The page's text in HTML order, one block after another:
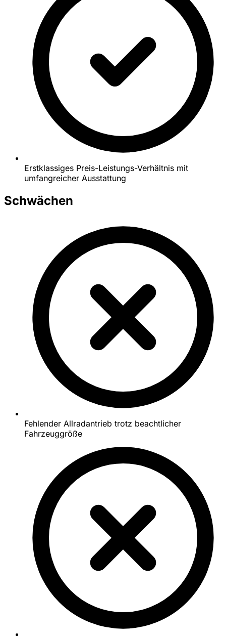
Erstklassiges Preis-Leistungs-Verhältnis mit
umfangreicher Ausstattung
Schwächen
Fehlender Allradantrieb trotz beachtlicher
Fahrzeuggröße